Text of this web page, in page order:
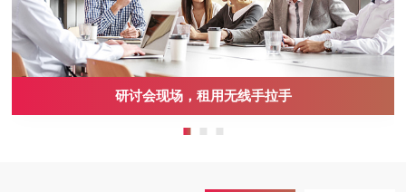
研讨会现场，租用无线手拉手